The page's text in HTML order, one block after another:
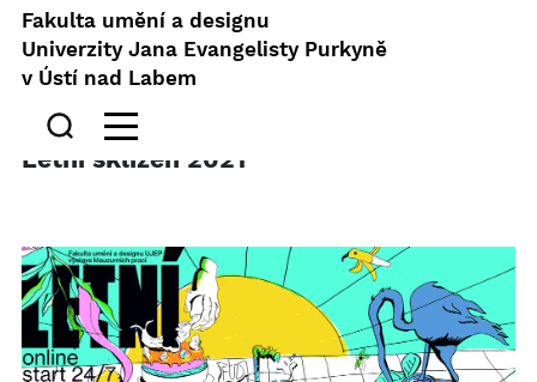
Fakulta umění a designu
Univerzity Jana Evangelisty Purkyně
v Ústí nad Labem
Letní sklizeň 2021